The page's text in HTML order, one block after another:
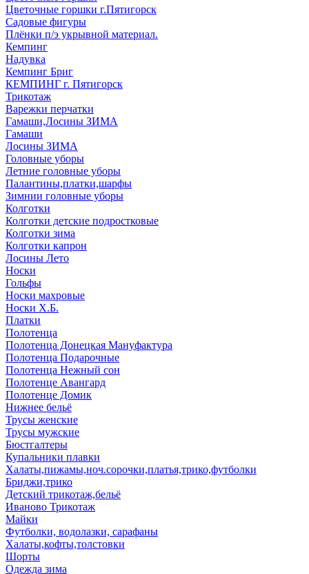
Цветочные горшки г.Пятигорск
Садовые фигуры
Плёнки п/э укрывной материал.
Кемпинг
Надувка
Кемпинг Бриг
КЕМПИНГ г. Пятигорск
Трикотаж
Варежки перчатки
Гамаши,Лосины ЗИМА
Гамаши
Лосины ЗИМА
Головные уборы
Летние головные уборы
Палантины,платки,шарфы
Зимнии головные уборы
Колготки
Колготки детские подростковые
Колготки зима
Колготки капрон
Лосины Лето
Носки
Гольфы
Носки махровые
Носки Х.Б.
Платки
Полотенца
Полотенца Донецкая Мануфактура
Полотенца Подарочные
Полотенца Нежный сон
Полотенце Авангард
Полотенце Домик
Нижнее бельё
Трусы женские
Трусы мужские
Бюстгалтеры
Купальники плавки
Халаты,пижамы,ноч.сорочки,платья,трико,футболки
Бриджи,трико
Детский трикотаж,бельё
Иваново Трикотаж
Майки
Футболки, водолазки, сарафаны
Халаты,кофты,толстовки
Шорты
Одежда зима